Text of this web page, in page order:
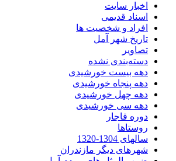
اخبار سایت
اسناد قدیمی
افراد و شخصیت ها
تاریخ شهر آمل
تصاویر
دسته‌بندی نشده
دهه بیست خورشیدی
دهه پنجاه خورشیدی
دهه چهل خورشیدی
دهه سی خورشیدی
دوره قاجار
روستاها
سالهای 1304-1320
شهرهای دیگر مازندران